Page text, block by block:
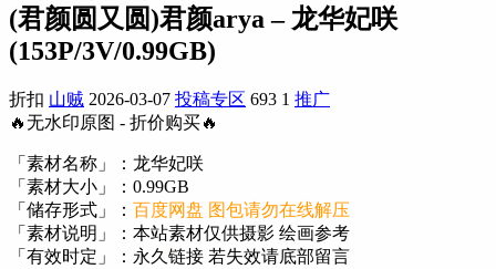
(君颜圆又圆)君颜arya – 龙华妃咲
(153P/3V/0.99GB)
折扣 山贼 2026-03-07 投稿专区 693 1 推广
🔥无水印原图 - 折价购买🔥
「素材名称」：龙华妃咲
「素材大小」：0.99GB
「储存形式」： 百度网盘 图包请勿在线解压
「素材说明」：本站素材仅供摄影 绘画参考
「有效时定」：永久链接 若失效请底部留言